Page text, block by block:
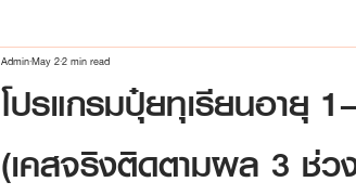
โปรแกรมปุ๋ยทุเรียนอายุ
(เคสจริงติดตามผล 3 ช่ว
AdminMay 22 min read